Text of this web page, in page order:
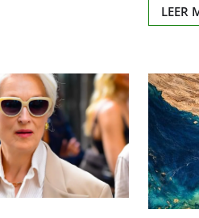
LEER